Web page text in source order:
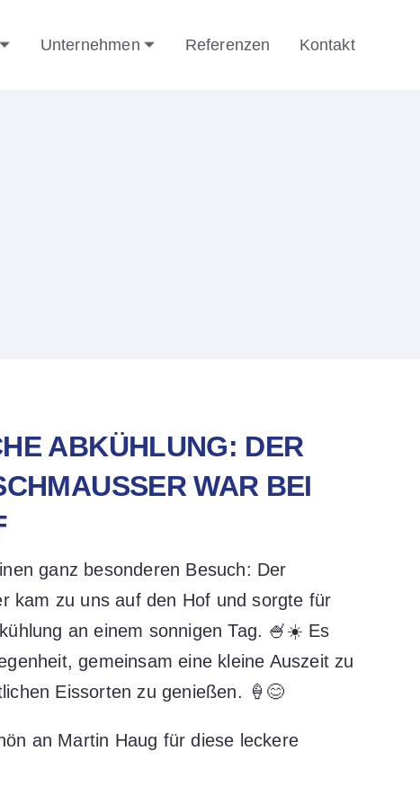
Unternehmen Referenzen Kontakt
ABKÜHLUNG: DER
WAR BEI U
ganz besonderen Besuch: Der
kam zu uns auf den Hof und sorgte für
an einem sonnigen Tag. 🍧☀️ Es
gemeinsam eine kleine Auszeit zu
Eissorten zu genießen. 🍦😊
an Martin Haug für diese leckere